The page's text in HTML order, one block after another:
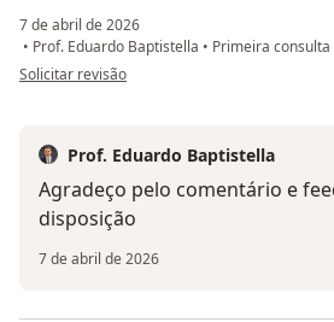
7 de abril de 2026
• Prof. Eduardo Baptistella • Primeira
na opinião do utilizador LGMP
Solicitar revisão
Prof. Eduardo Baptistella
Agradeço pelo comentário e
disposição
7 de abril de 2026